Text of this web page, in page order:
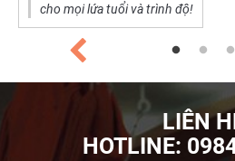
cho mọi lứa tuổi và trình độ!
LIÊN
HOTLINE: